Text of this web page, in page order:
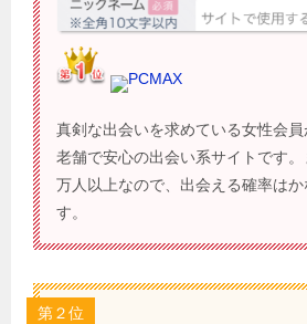
PCMAX
真剣な出会いを求めている女性会
老舗で安心の出会い系サイトです
万人以上なので、出会える確率はか
す。
第２位